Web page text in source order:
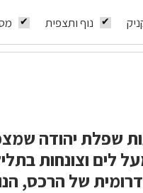
נוף ותצפית
אלף דונם בגבעות שפלת יהודה
היער מתנשאות כ-400 מ' מעל לים
של הרכס,